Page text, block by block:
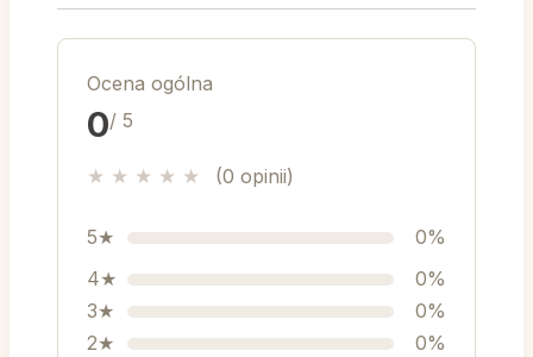
Ocena ogólna
0/ 5
★ ★ ★ ★ ★ (0 opinii)
5★
0%
4★
0%
3★
0%
2★
0%